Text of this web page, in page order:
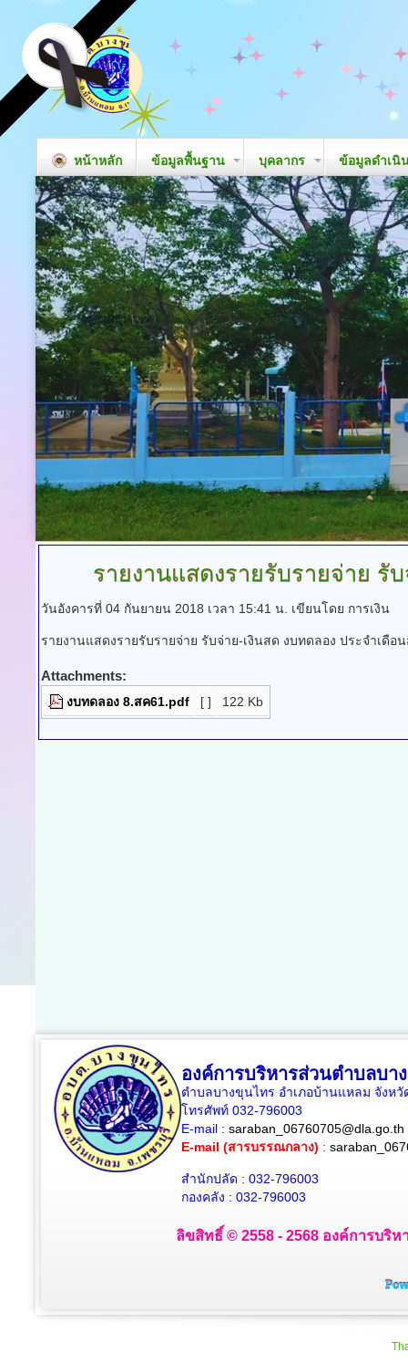
หน้าหลัก ข้อมูลพื้นฐาน บุคลากร ข้อมูลดำเนิ
รายงานแสดงรายรับรายจ่าย รั
วันอังคารที่ 04 กันยายน 2018 เวลา 15:41 น. เขียนโดย การเงิน
รายงานแสดงรายรับรายจ่าย รับจ่าย-เงินสด งบทดลอง ประจำเดือ
Attachments:
งบทดลอง 8.สค61.pdf [ ] 122 Kb
องค์การบริหารส่วนตำบลบา
ตำบลบางขุนไทร อำเภอบ้านแหลม จังหวั
โทรศัพท์ 032-796003
E-mail : saraban_06760705@dla.go.th
E-mail (สารบรรณกลาง) :
สำนักปลัด : 032-796003
กองคลัง : 032-796003
ลิขสิทธิ์ © 2558 - 2568 องค์การบริ